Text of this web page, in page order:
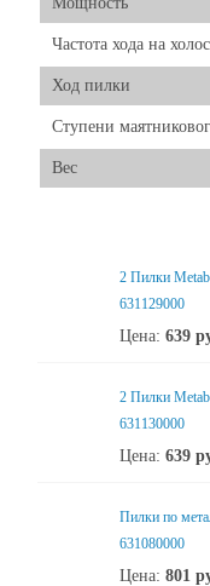
Частота хода на
Ход пилки
Ступени
Вес
2 Пилки
631129000
Цена: 639
2 Пилки
631130000
Цена: 639
Пилки по
631080000
Цена: 801